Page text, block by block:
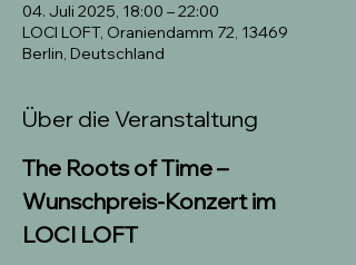
04. Juli 2025, 18:00 – 22:00
LOCI LOFT, Oraniendamm 72, 13469
Berlin, Deutschland
Über die Veranstaltung
The Roots of Time –
Wunschpreis-Konzert im
LOCI LOFT